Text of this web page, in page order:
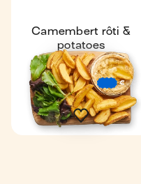
Camembert rôti &
potatoes
Coup de ❤️
4,7
22 min
€€€
1 camembert 2